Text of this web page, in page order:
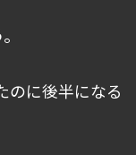
のに後半になる